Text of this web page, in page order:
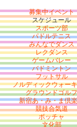
募集中イベント
スケジュール
スポーツ部
パドルテニス
みんなでダンス
レクダンス
ゲームバレー
バドミントン
フットサル
ノルディックウォー
グラウンドゴルフ
新宿あ・み・ま倶
競技合気道
ボッチャ
文化部